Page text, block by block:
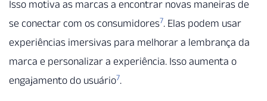
Isso motiva as marcas a encontrar novas maneiras de
se conectar com os consumidores7. Elas podem usar
experiências imersivas para melhorar a lembrança da
marca e personalizar a experiência. Isso aumenta o
engajamento do usuário7.